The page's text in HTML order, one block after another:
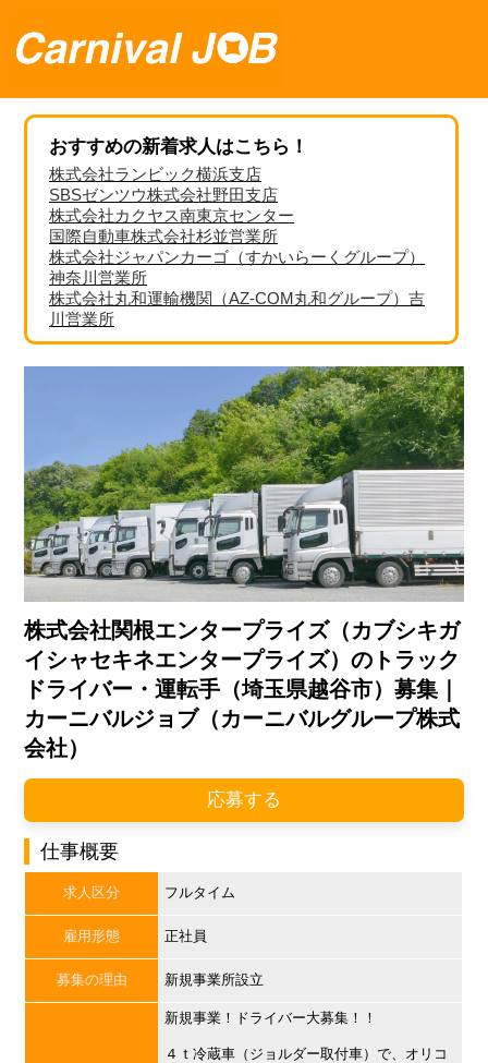
おすすめの新着求人はこちら！
株式会社ランビック横浜支店
SBSゼンツウ株式会社野田支店
株式会社カクヤス南東京センター
国際自動車株式会社杉並営業所
株式会社ジャパンカーゴ（すかいらーくグループ）
神奈川営業所
株式会社丸和運輸機関（AZ-COM丸和グループ）吉
川営業所
株式会社関根エンタープライズ（カブシキガ
イシャセキネエンタープライズ）のトラック
ドライバー・運転手（埼玉県越谷市）募集｜
カーニバルジョブ（カーニバルグループ株式
会社）
応募する
仕事概要
求人区分 フルタイム
雇用形態 正社員
募集の理由 新規事業所設立
新規事業！ドライバー大募集！！
４ｔ冷蔵車（ジョルダー取付車）で、オリコ